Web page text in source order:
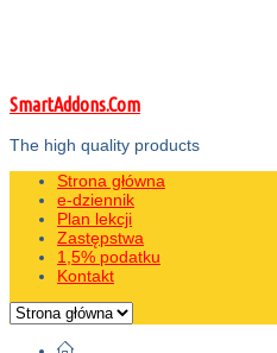
SmartAddons.Com
The high quality products
Strona główna
e-dziennik
Plan lekcji
Zastępstwa
1,5% podatku
Kontakt